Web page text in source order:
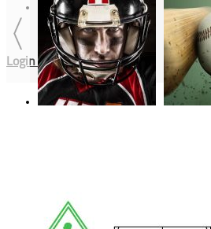
Cookies Einstellung
Login / Registrieren